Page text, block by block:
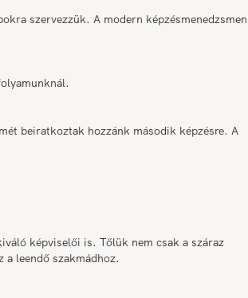
szervezzük. A modern képzésmenedzsment
beiratkoztak hozzánk második képzésre. A
képviselői is. Tőlük nem csak a száraz
leendő szakmádhoz.